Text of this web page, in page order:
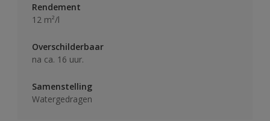
Rendement
12 m²/l
Overschilderbaar
na ca. 16 uur.
Samenstelling
Watergedragen